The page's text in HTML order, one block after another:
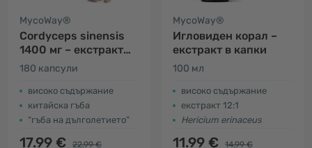
MycoWay®
Cordyceps sinensis
1400 мг – екстракт
10:1
180 капсули
високо съдържание
китайска гъба
“гъба на дълголетието”
17.99 €
22.99 €
MycoWay®
Игловиден корал –
екстракт в капки
100 мл
високо съдържание
екстракт 12:1
Hericium erinaceus
11.99 €
14.99 €